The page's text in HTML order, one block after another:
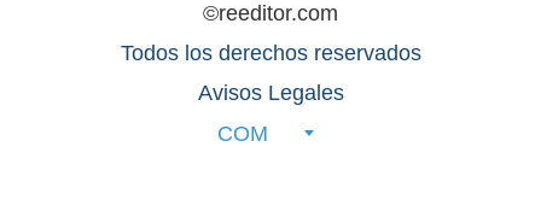
©reeditor.com
Todos los derechos reservados
Avisos Legales